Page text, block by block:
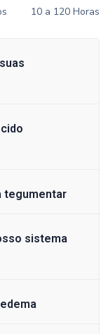
10 a 120 Horas
tegumentar
sistema